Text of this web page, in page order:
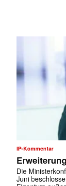
IP-Kommentar
Die
Juni